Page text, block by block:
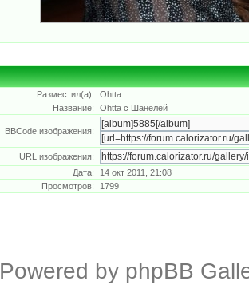
Разместил(а):
Ohtta
Название:
Ohtta c Шанелей
BBCode изображения:
URL изображения:
Дата:
14 окт 2011, 21:08
Просмотров:
1799
Powered by phpBB